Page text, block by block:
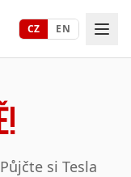
CZ EN
si Tesla
Cena